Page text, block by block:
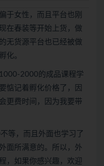
于女性，而且平台也刚
在春装等开始上货，做
无货源平台也已经被做
化。
2000的成品课程学
惦记着孵化价格了，因
更费时间，因为我要带
等，而且外面也学习了
面所满意的。所以，外
，如果你感兴趣，欢迎